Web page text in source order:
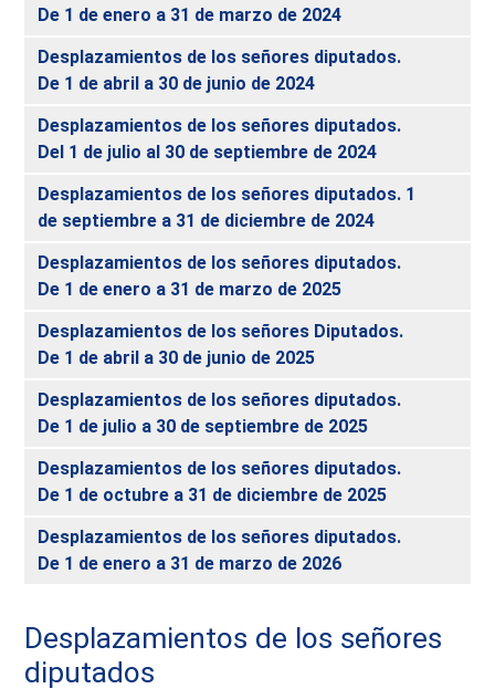
De 1 de enero a 31 de marzo de 2024
Desplazamientos de los señores diputados.
De 1 de abril a 30 de junio de 2024
Desplazamientos de los señores diputados.
Del 1 de julio al 30 de septiembre de 2024
Desplazamientos de los señores diputados. 1
de septiembre a 31 de diciembre de 2024
Desplazamientos de los señores diputados.
De 1 de enero a 31 de marzo de 2025
Desplazamientos de los señores Diputados.
De 1 de abril a 30 de junio de 2025
Desplazamientos de los señores diputados.
De 1 de julio a 30 de septiembre de 2025
Desplazamientos de los señores diputados.
De 1 de octubre a 31 de diciembre de 2025
Desplazamientos de los señores diputados.
De 1 de enero a 31 de marzo de 2026
Desplazamientos de los señores
diputados